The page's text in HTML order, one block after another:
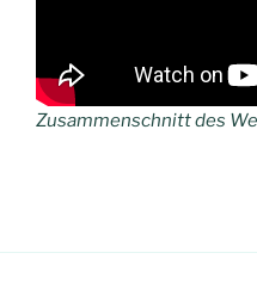
Zusammenschnitt des